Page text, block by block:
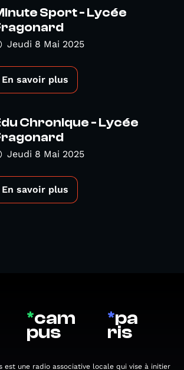
Sport - Lycée
Jeudi 8 Mai 2025
En savoir plus
Chronique - Lycée
Jeudi 8 Mai 2025
En savoir plus
*cam
pus
*pa
ris
est une radio associative locale qui vise à initier